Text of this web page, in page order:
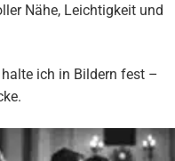
Nähe, Leichtigkeit und
ich in Bildern fest –